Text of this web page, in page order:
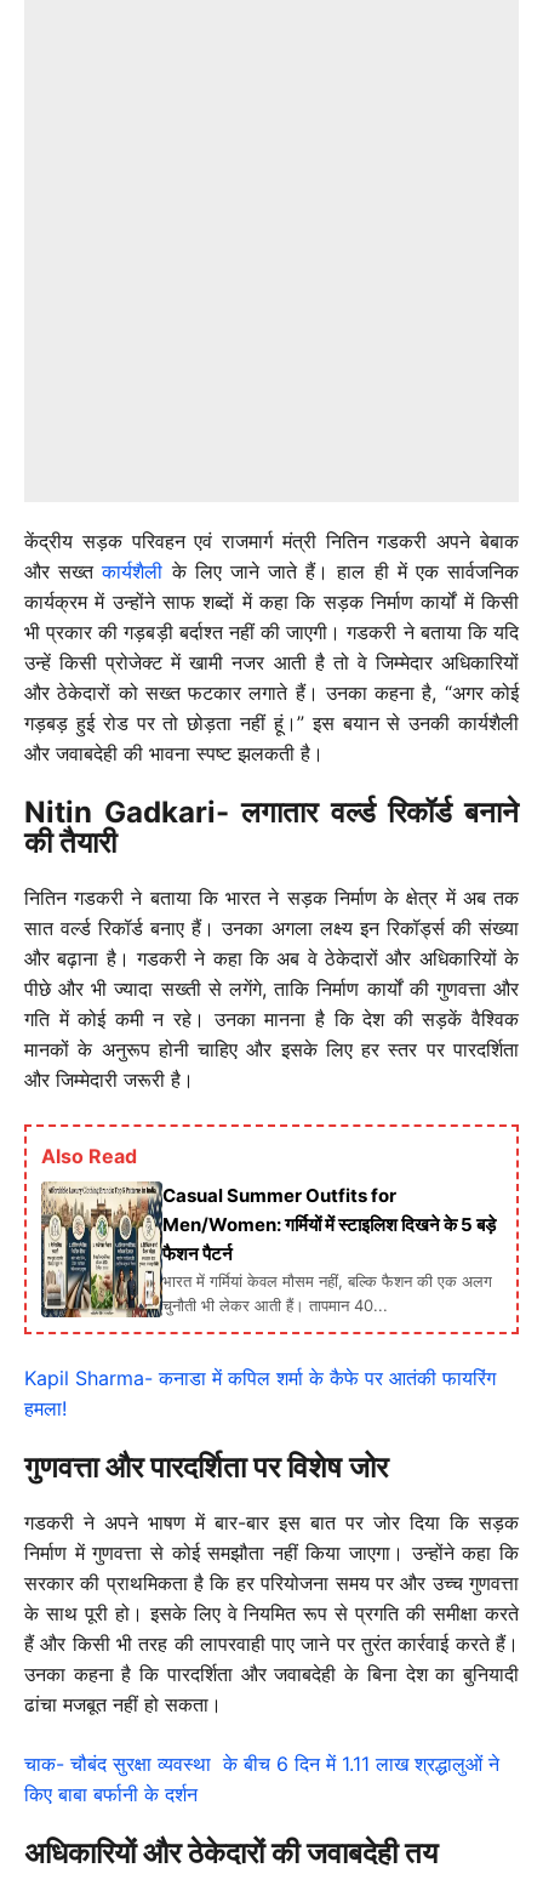
केंद्रीय सड़क परिवहन एवं राजमार्ग मंत्री नितिन गडकरी अपने बेबाक
और सख्तकार्यशैली के लिए जाने जाते हैं। हाल ही में एक सार्वजनिक
कार्यक्रम में उन्होंने साफ शब्दों में कहा कि सड़क निर्माण कार्यों में किसी
भी प्रकार की गड़बड़ी बर्दाश्त नहीं की जाएगी। गडकरी ने बताया कि यदि
उन्हें किसी प्रोजेक्ट में खामी नजर आती है तो वे जिम्मेदार अधिकारियों
और ठेकेदारों को सख्त फटकार लगाते हैं। उनका कहना है, “अगर कोई
गड़बड़ हुई रोड पर तो छोड़ता नहीं हूं।” इस बयान से उनकी कार्यशैली
और जवाबदेही की भावना स्पष्ट झलकती है।
Nitin Gadkari-लगातार वर्ल्ड रिकॉर्ड बनाने
की तैयारी
नितिन गडकरी ने बताया कि भारत ने सड़क निर्माण के क्षेत्र में अब तक
सात वर्ल्ड रिकॉर्ड बनाए हैं। उनका अगला लक्ष्य इन रिकॉर्ड्स की संख्या
और बढ़ाना है। गडकरी ने कहा कि अब वे ठेकेदारों और अधिकारियों के
पीछे और भी ज्यादा सख्ती से लगेंगे, ताकि निर्माण कार्यों की गुणवत्ता और
गति में कोई कमी न रहे। उनका मानना है कि देश की सड़कें वैश्विक
मानकों के अनुरूप होनी चाहिए और इसके लिए हर स्तर पर पारदर्शिता
और जिम्मेदारी जरूरी है।
Also Read
Casual Summer Outfits for
Men/Women: गर्मियों में स्टाइलिश दिखने के 5 बड़े
फैशन पैटर्न
भारत में गर्मियां केवल मौसम नहीं, बल्कि फैशन की एक अलग
चुनौती भी लेकर आती हैं। तापमान 40...
Kapil Sharma- कनाडा में कपिल शर्मा के कैफे पर आतंकी फायरिंग
हमला!
गुणवत्ता और पारदर्शिता पर विशेष जोर
गडकरी ने अपने भाषण में बार-बार इस बात पर जोर दिया कि सड़क
निर्माण में गुणवत्ता से कोई समझौता नहीं किया जाएगा। उन्होंने कहा कि
सरकार की प्राथमिकता है कि हर परियोजना समय पर और उच्च गुणवत्ता
के साथ पूरी हो। इसके लिए वे नियमित रूप से प्रगति की समीक्षा करते
हैं और किसी भी तरह की लापरवाही पाए जाने पर तुरंत कार्रवाई करते हैं।
उनका कहना है कि पारदर्शिता और जवाबदेही के बिना देश का बुनियादी
ढांचा मजबूत नहीं हो सकता।
चाक- चौबंद सुरक्षा व्यवस्था के बीच 6 दिन में 1.11 लाख श्रद्धालुओं ने
किए बाबा बर्फानी के दर्शन
अधिकारियों और ठेकेदारों की जवाबदेही तय